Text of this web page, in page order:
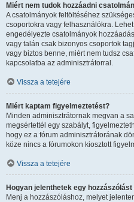
Miért nem tudok hozzáadni
A csatolmányok feltöltéséhez
csoportokra vagy felhasználókra.
engedélyezte csatolmányok
vagy talán csak bizonyos csoportok
vagy biztos benne, miért nem tudsz
kapcsolatba az adminisztrátorral.
Vissza a tetejére
Miért kaptam figyelmeztetést?
Minden adminisztrátornak megvan a
megsértettél egy szabályt,
hogy ez a fórum adminisztrátorának
köze nincs a fórumokon kiosztott
Vissza a tetejére
Hogyan jelenthetek egy
Menj a hozzászóláshoz, melyet